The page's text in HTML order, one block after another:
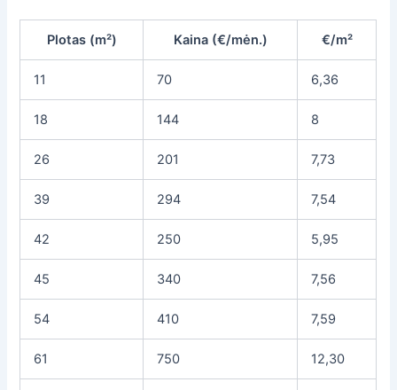
Plotas (m²) Kaina (€/mėn.) €/m²
11 70 6,36
18 144 8
26 201 7,73
39 294 7,54
42 250 5,95
45 340 7,56
54 410 7,59
61 750 12,30